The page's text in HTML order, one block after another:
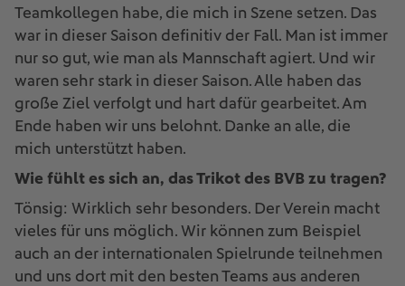
Teamkollegen habe, die mich in Szene setzen. Das
war in dieser Saison definitiv der Fall. Man ist immer
nur so gut, wie man als Mannschaft agiert. Und wir
waren sehr stark in dieser Saison. Alle haben das
große Ziel verfolgt und hart dafür gearbeitet. Am
Ende haben wir uns belohnt. Danke an alle, die
mich unterstützt haben.
Wie fühlt es sich an, das Trikot des BVB zu tragen?
Tönsig: Wirklich sehr besonders. Der Verein macht
vieles für uns möglich. Wir können zum Beispiel
auch an der internationalen Spielrunde teilnehmen
und uns dort mit den besten Teams aus anderen